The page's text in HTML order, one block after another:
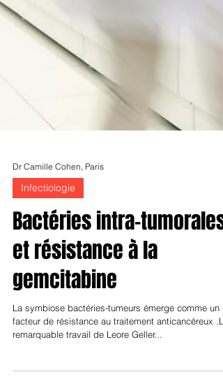
Dr Camille Cohen, Paris
Infectiologie
Bactéries intra-tumorales
et résistance à la
gemcitabine